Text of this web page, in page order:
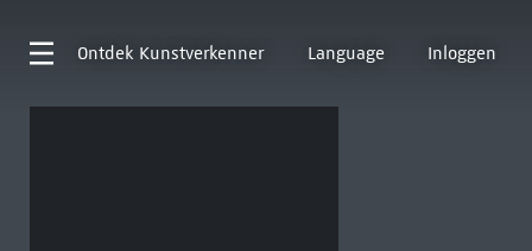
Ontdek Kunstverkenner Language Inloggen